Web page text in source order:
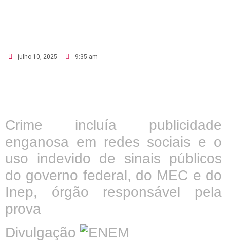
julho 10, 2025 9:35 am
Crime incluía publicidade
enganosa em redes sociais e o
uso indevido de sinais públicos
do governo federal, do MEC e do
Inep, órgão responsável pela
prova
Divulgação